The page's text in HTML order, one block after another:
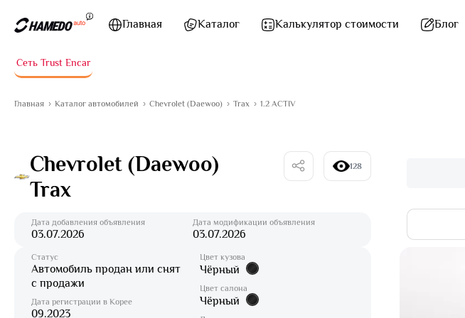
Главная
Каталог Калькулятор стоимости Блог
Сеть Trust Encar
Главная Каталог автомобилей Chevrolet (Daewoo) Trax 1.2 ACTIV
Chevrolet (Daewoo)
Trax
128
Дата добавления объявления
03.07.2026
Дата модификации объявления
03.07.2026
Статус
Автомобиль продан или снят
с продажи
Дата регистрации в Корее
09.2023
Цвет кузова
Чёрный
Цвет салона
Чёрный